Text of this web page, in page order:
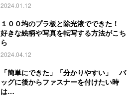
2024.01.12
１００均のプラ板と除光液でできた！
好きな絵柄や写真を転写する方法がこち
ら
2024.04.12
「簡単にできた」「分かりやすい」 バ
ッグに後からファスナーを付けたい時
は…